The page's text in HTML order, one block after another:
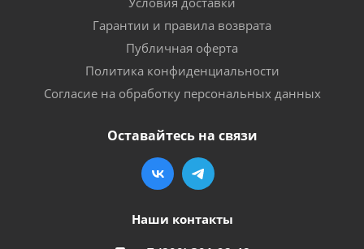
Гарантии и правила возврата
Публичная оферта
Политика конфиденциальности
Согласие на обработку персональных данных
Оставайтесь на связи
Наши контакты